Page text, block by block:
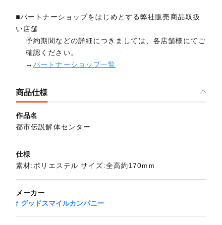
■パートナーショップをはじめとする弊社販売商品取扱
い店舗
予約期間などの詳細につきましては、各店舗様にてご
確認ください。
→パートナーショップ一覧
商品仕様
作品名
都市伝説解体センター
仕様
素材:ポリエステル サイズ:全高約170mm
メーカー
グッドスマイルカンパニー